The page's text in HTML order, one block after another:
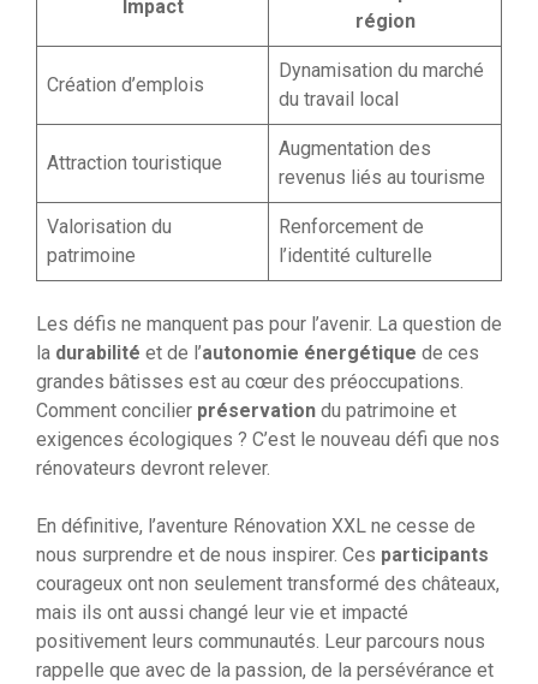
Impact
région
Création d’emplois
Dynamisation du marché
du travail local
Attraction touristique
Augmentation des
revenus liés au tourisme
Valorisation du
patrimoine
Renforcement de
l’identité culturelle
Les défis ne manquent pas pour l’avenir. La question de
la durabilité et de l’autonomie énergétique de ces
grandes bâtisses est au cœur des préoccupations.
Comment concilier préservation du patrimoine et
exigences écologiques ? C’est le nouveau défi que nos
rénovateurs devront relever.
En définitive, l’aventure Rénovation XXL ne cesse de
nous surprendre et de nous inspirer. Ces participants
courageux ont non seulement transformé des châteaux,
mais ils ont aussi changé leur vie et impacté
positivement leurs communautés. Leur parcours nous
rappelle que avec de la passion, de la persévérance et